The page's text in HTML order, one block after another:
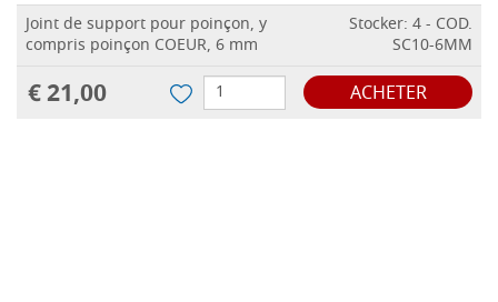
Joint de support pour poinçon, y
compris poinçon COEUR, 6 mm
Stocker: 4 - COD.
SC10-6MM
€ 21,00 ACHETER